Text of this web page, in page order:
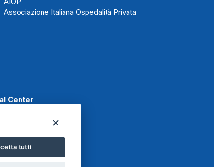
tutti
AIOP
Associazione Italiana Ospedalità Privata
Center